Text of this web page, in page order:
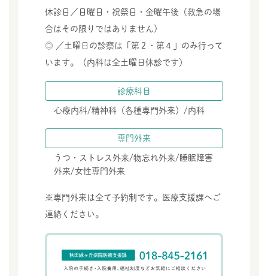
休診日／日曜日・祝祭日・金曜午後（救急の場
合はその限りではありません)
◎ ／土曜日の診察は「第２・第４」のみ行って
います。（内科は全土曜日休診です）
診療科目
心療内科/精神科（各種専門外来）/内科
専門外来
うつ・ストレス外来/物忘れ外来/睡眠障害
外来/女性専門外来
※専門外来は全て予約制です。医療支援課へご
連絡ください。